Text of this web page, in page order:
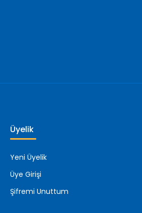
Üyelik
Yeni Üyelik
Üye Girişi
Şifremi Unuttum